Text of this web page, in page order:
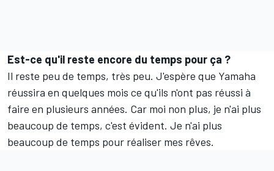
Est-ce qu'il reste encore du temps pour ça ?
Il reste peu de temps, très peu. J'espère que Yamaha
réussira en quelques mois ce qu'ils n'ont pas réussi à
faire en plusieurs années. Car moi non plus, je n'ai plus
beaucoup de temps, c'est évident. Je n'ai plus
beaucoup de temps pour réaliser mes rêves.